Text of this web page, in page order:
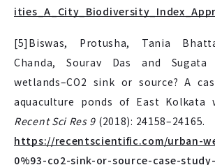
[5]Biswas, Protusha, Tania
Chanda, Sourav Das and Sugata
wetlands–CO2 sink or source? A
aquaculture ponds of East Kolkata
Recent Sci Res 9 (2018): 24158–24165.
https://recentscientific.com/urban-
0%93-co2-sink-or-source-case-